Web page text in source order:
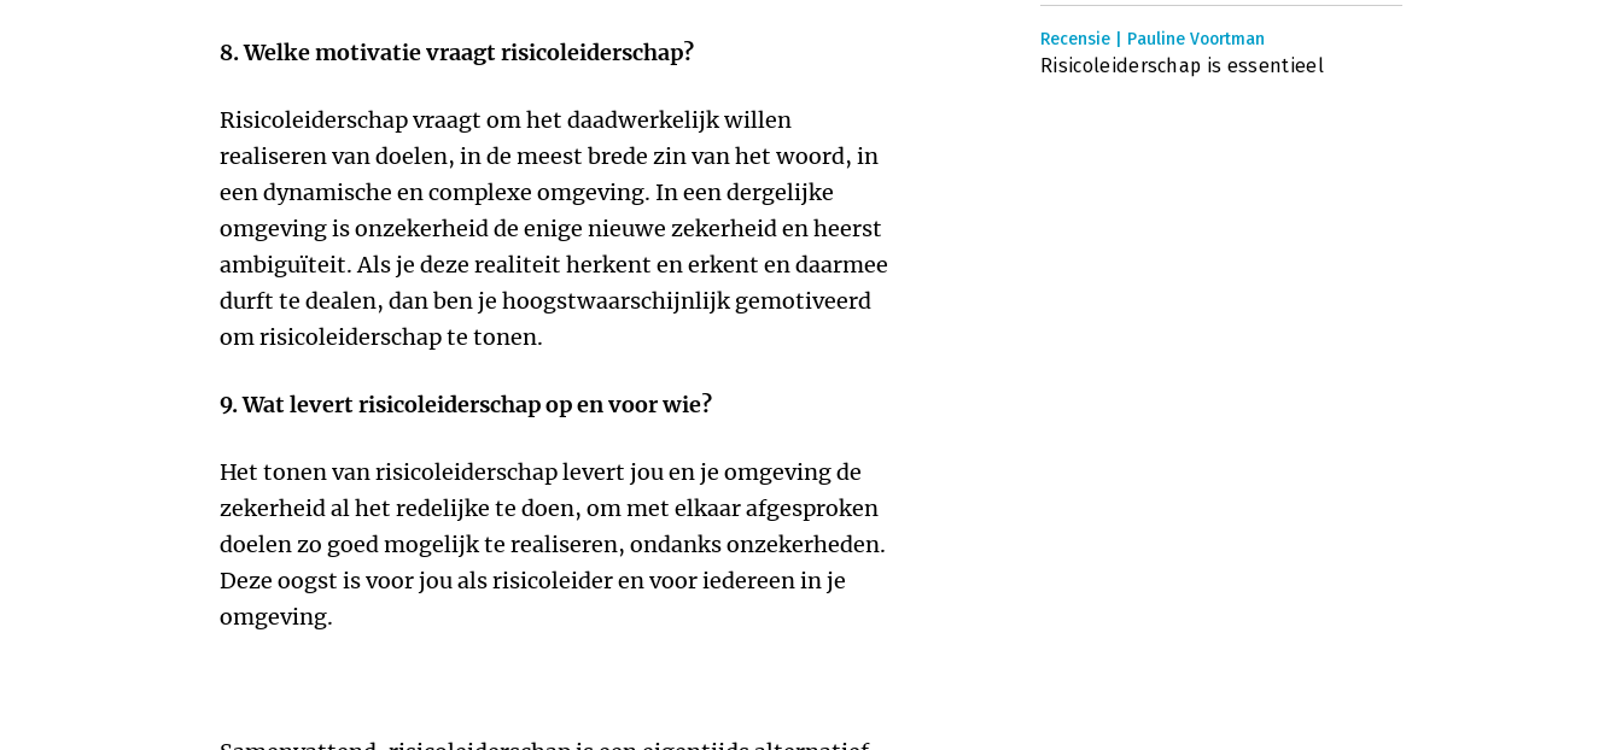
8. Welke motivatie vraagt risicoleiderschap?
Risicoleiderschap vraagt om het daadwerkelijk willen
realiseren van doelen, in de meest brede zin van het woord, in
een dynamische en complexe omgeving. In een dergelijke
omgeving is onzekerheid de enige nieuwe zekerheid en heerst
ambiguïteit. Als je deze realiteit herkent en erkent en daarmee
durft te dealen, dan ben je hoogstwaarschijnlijk gemotiveerd
om risicoleiderschap te tonen.
9. Wat levert risicoleiderschap op en voor wie?
Het tonen van risicoleiderschap levert jou en je omgeving de
zekerheid al het redelijke te doen, om met elkaar afgesproken
doelen zo goed mogelijk te realiseren, ondanks onzekerheden.
Deze oogst is voor jou als risicoleider en voor iedereen in je
omgeving.
Recensie | Pauline Voortman
Risicoleiderschap is essentieel